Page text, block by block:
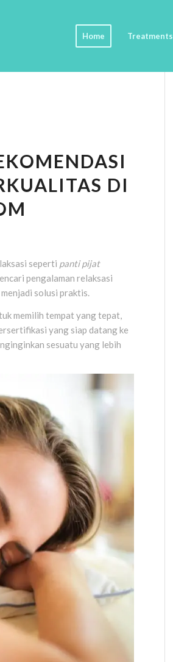
Home Treatments
DI
seperti panti pijat
pengalaman relaksasi
solusi praktis.
memilih tempat yang tepat,
yang siap datang ke
sesuatu yang lebih